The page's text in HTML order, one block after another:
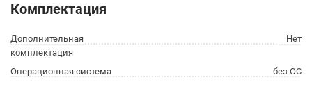
Комплектация
Дополнительная
комплектация
Нет
Операционная система без ОС